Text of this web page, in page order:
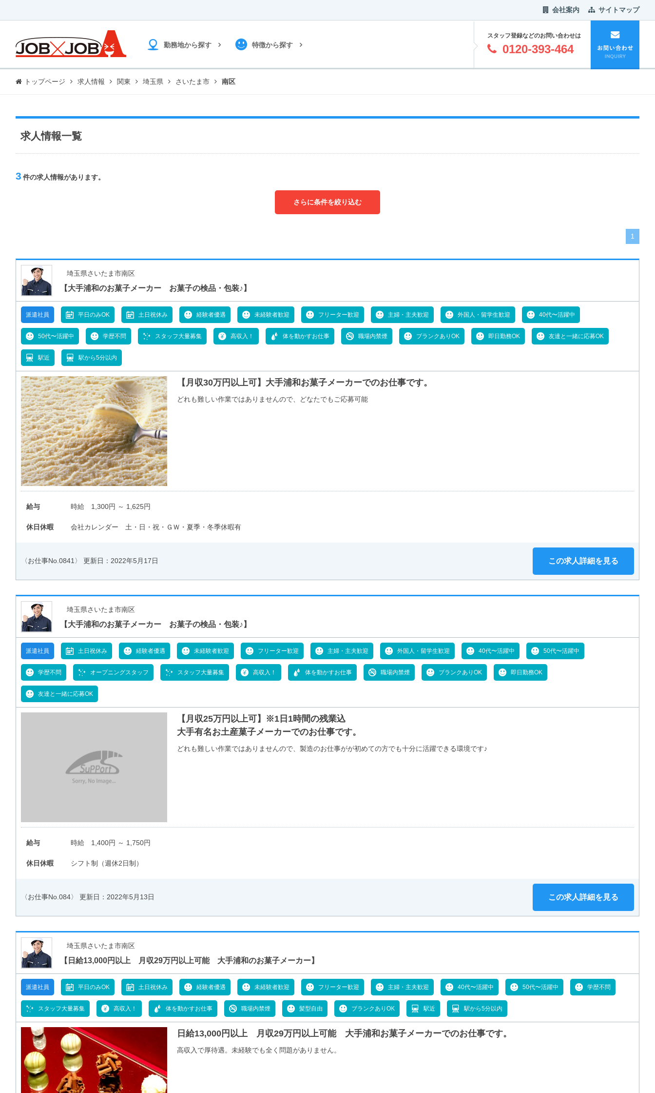
会社案内 サイトマップ
スタッフ登録などのお問い合わせは
0120-393-464
勤務地から探す 特徴から探す
トップページ 求人情報 関東 埼玉県 さいたま市 南区
求人情報一覧
3 件の求人情報があります。
さらに条件を絞り込む
1
埼玉県さいたま市南区
【大手浦和のお菓子メーカー お菓子の検品・包装♪】
派遣社員 平日のみOK 土日祝休み 経験者優遇 未経験者歓迎 フリーター歓迎 主婦・主夫歓迎 外国人・留学生歓迎 40代〜活躍中
50代〜活躍中 学歴不問 スタッフ大量募集 高収入！ 体を動かすお仕事 職場内禁煙 ブランクありOK 即日勤務OK 友達と一緒に応募OK
駅近 駅から5分以内
【月収30万円以上可】大手浦和お菓子メーカーでのお仕事です。
どれも難しい作業ではありませんので、どなたでもご応募可能
給与 時給 1,300円 ～ 1,625円
休日休暇 会社カレンダー 土・日・祝・ＧＷ・夏季・冬季休暇有
〈お仕事No.0841〉 更新日：2022年5月17日 この求人詳細を見る
埼玉県さいたま市南区
【大手浦和のお菓子メーカー お菓子の検品・包装♪】
派遣社員 土日祝休み 経験者優遇 未経験者歓迎 フリーター歓迎 主婦・主夫歓迎 外国人・留学生歓迎 40代〜活躍中 50代〜活躍中
学歴不問 オープニングスタッフ スタッフ大量募集 高収入！ 体を動かすお仕事 職場内禁煙 ブランクありOK 即日勤務OK
友達と一緒に応募OK
【月収25万円以上可】※1日1時間の残業込
大手有名お土産菓子メーカーでのお仕事です。
どれも難しい作業ではありませんので、製造のお仕事がが初めての方でも十分に活躍できる環境です♪
給与 時給 1,400円 ～ 1,750円
休日休暇 シフト制（週休2日制）
〈お仕事No.084〉 更新日：2022年5月13日 この求人詳細を見る
埼玉県さいたま市南区
【日給13,000円以上 月収29万円以上可能 大手浦和のお菓子メーカー】
派遣社員 平日のみOK 土日祝休み 経験者優遇 未経験者歓迎 フリーター歓迎 主婦・主夫歓迎 40代〜活躍中 50代〜活躍中 学歴不問
スタッフ大量募集 高収入！ 体を動かすお仕事 職場内禁煙 髪型自由 ブランクありOK 駅近 駅から5分以内
日給13,000円以上 月収29万円以上可能 大手浦和お菓子メーカーでのお仕事です。
高収入で厚待遇。未経験でも全く問題がありません。